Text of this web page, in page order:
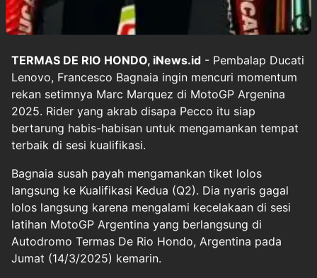
TERMAS DE RIO HONDO, iNews.id - Pembalap Ducati
Lenovo, Francesco Bagnaia ingin mencuri momentum
rekan setimnya Marc Marquez di MotoGP Argenina
2025. Rider yang akrab disapa Pecco itu siap
bertarung habis-habisan untuk mengamankan tempat
terbaik di sesi kualifikasi.
Bagnaia susah payah mengamankan tiket lolos
langsung ke Kualifikasi Kedua (Q2). Dia nyaris gagal
lolos langsung karena mengalami kecelakaan di sesi
latihan MotoGP Argentina yang berlangsung di
Autodromo Termas De Rio Hondo, Argentina pada
Jumat (14/3/2025) kemarin.